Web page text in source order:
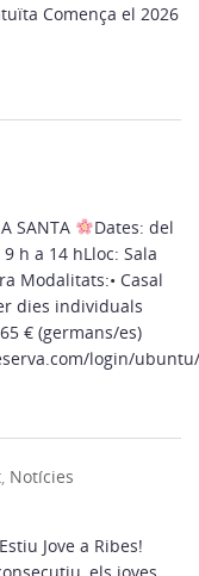
Comença el 2026
SANTA
Dates: del
h a 14 hLloc: Sala
Modalitats:• Casal
dies individuals
€ (germans/es)
login/
, Notícies
Jove a Ribes!